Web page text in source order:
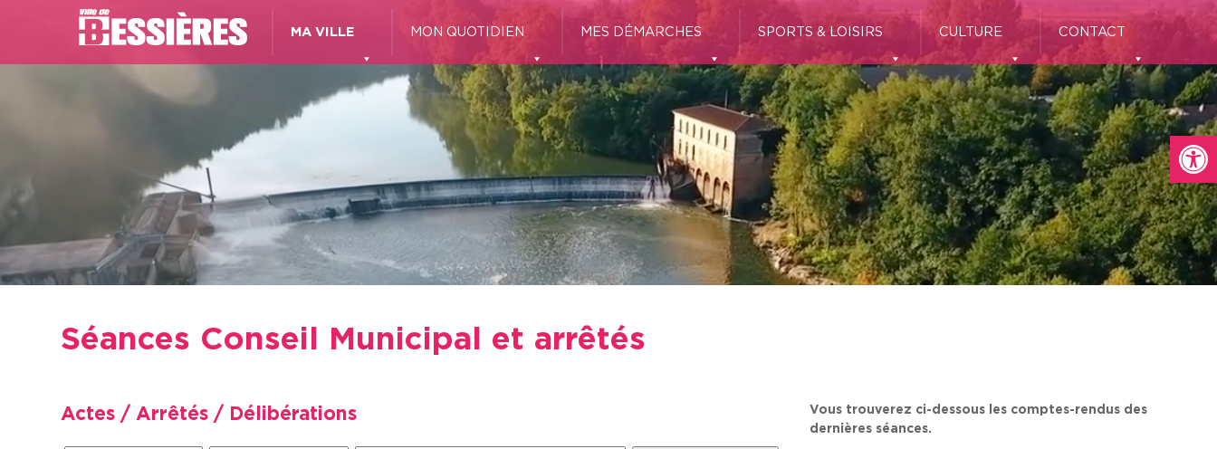
MA VILLE MON QUOTIDIEN MES DÉMARCHES SPORTS & LOISIRS CULTURE CONTACT
Séances Conseil Municipal et arrêtés
Actes / Arrêtés / Délibérations
Vous trouverez ci-dessous les comptes-rendus des
dernières séances.